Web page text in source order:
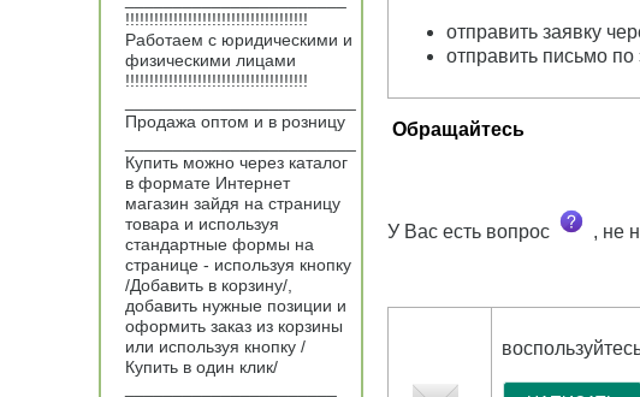
отправить заявку
отправить письмо по
Обращайтесь
У Вас есть вопрос , не
!!!!!!!!!!!!!!!!!!!!!!!!!!!!!!!!!!!!!!
Работаем с юридическими и
физическими лицами
!!!!!!!!!!!!!!!!!!!!!!!!!!!!!!!!!!!!!!
Продажа оптом и в розницу
Купить можно через каталог
в формате Интернет
магазин зайдя на страницу
товара и используя
стандартные формы на
странице - используя кнопку
/Добавить в корзину/,
добавить нужные позиции и
оформить заказ из корзины
или используя кнопку /
Купить в один клик/